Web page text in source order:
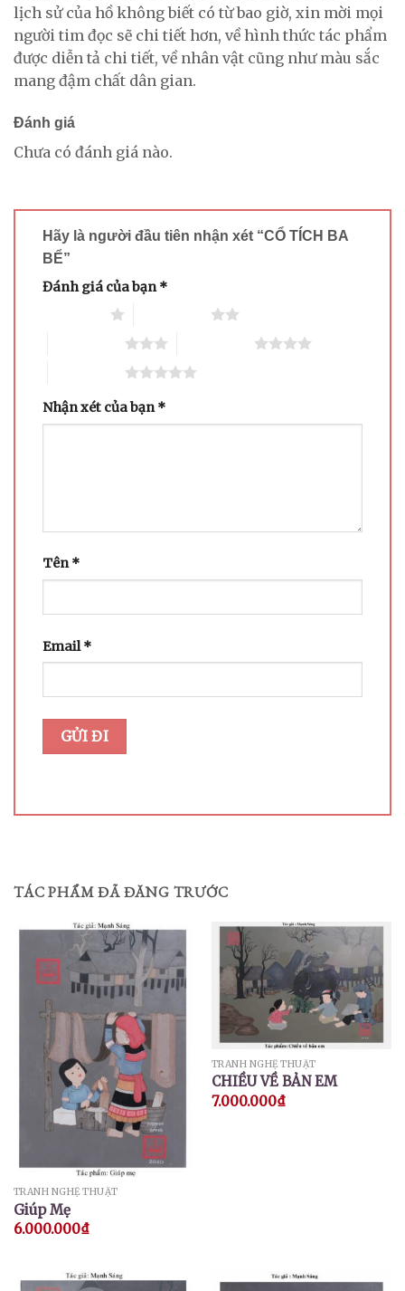
lịch sử của hồ không biết có từ bao giờ, xin mời mọi
người tim đọc sẽ chi tiết hơn, về hình thức tác phẩm
được diễn tả chi tiết, về nhân vật cũng như màu sắc
mang đậm chất dân gian.
Đánh giá
Chưa có đánh giá nào.
Hãy là người đầu tiên nhận xét “CỔ TÍCH BA
BỂ”
Đánh giá của bạn*
Nhận xét của bạn*
Tên*
Email*
TÁC PHẨM ĐÃ ĐĂNG TRƯỚC
TRANH NGHỆ THUẬT
Giúp Mẹ
6.000.000₫
TRANH NGHỆ THUẬT
CHIỀU VỀ BẢN EM
7.000.000₫